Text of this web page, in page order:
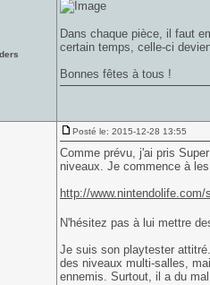
Dans chaque pièce, il faut
certain temps, celle-ci
Bonnes fêtes à tous !
Posté le: 2015-12-28 13:55
Comme prévu, j'ai pris
niveaux. Je commence à
http://
N'hésitez pas à lui mettre
Je suis son playtester
des niveaux multi-salles,
ennemis. Surtout, il a du